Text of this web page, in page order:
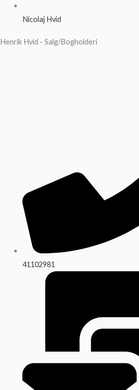
Nicolaj Hvid
Henrik Hvid - Salg/Bogholderi
41102981